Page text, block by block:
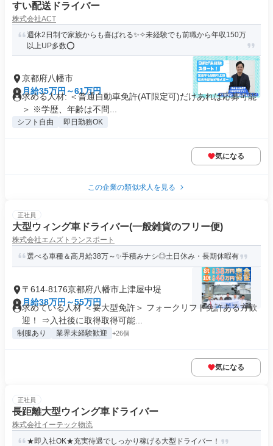
すい配送ドライバー
株式会社ACT
週休2日制で家族からも喜ばれる✨✧未経験でも前職から年収150万
以上UP多数⭕️
京都府八幡市
月給35万円～61万円
求める人材: ＜普通自動車免許(AT限定可)だけあれば応募可能
＞ ※学歴、年齢は不問...
シフト自由 即日勤務OK
気になる
この企業の類似求人を見る
正社員
大型ウィング車ドライバー(一般雑貨のフリー便)
株式会社エムズトランスポート
選べる車種＆高月給38万～✨手積みナシ◎土日休み・長期休暇有
〒614-8176京都府八幡市上津屋中堤
月給38万円～55万円
求めている人材 ＜要大型免許＞ フォークリフト免許ある方歓
迎！ ⇒入社後に取得取得可能...
制服あり 業界未経験歓迎 +26個
気になる
正社員
長距離大型ウイング車ドライバー
株式会社イーテック物流
★即入社OK★充実待遇でしっかり稼げる大型ドライバー！